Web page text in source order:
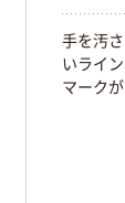
手を汚
いライ
マーク
本気プラ